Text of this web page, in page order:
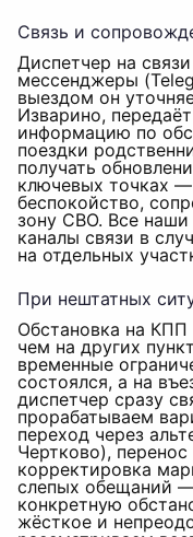
Связь и
Диспетчер на
мессенджеры
выездом он
Изварино,
информацию по
поездки
получать
ключевых точках
беспокойство,
зону СВО. Все
каналы связи в
на отдельных
При нештатных
Обстановка на
чем на других
временные
состоялся, а на
диспетчер сразу
прорабатываем
переход через
Чертково),
корректировка
слепых обещаний
конкретную
жёсткое и